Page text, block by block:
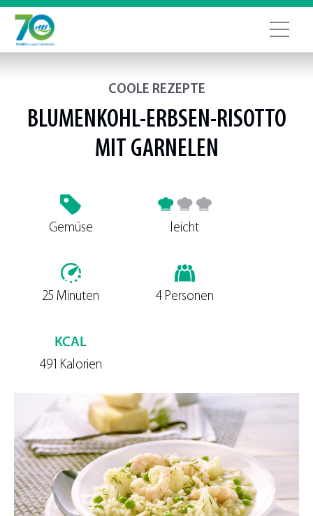
COOLE REZEPTE
BLUMENKOHL-ERBSEN-RISOTTO
MIT GARNELEN
Gemüse leicht
25 Minuten 4 Personen
491 Kalorien